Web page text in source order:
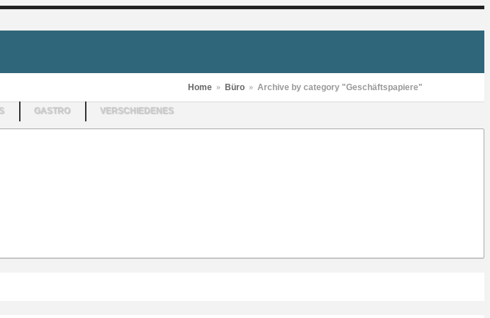
GASTRO VERSCHIEDENES
Home » Büro » Archive by category "Geschäftspapiere"